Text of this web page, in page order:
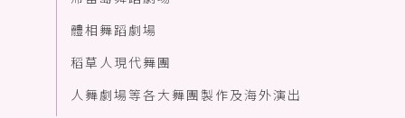
體相舞蹈劇場
稻草人現代舞團
人舞劇場等各大舞團製作及海外演出